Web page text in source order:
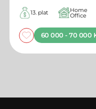
13. plat Home
Office
60 000 - 70 000